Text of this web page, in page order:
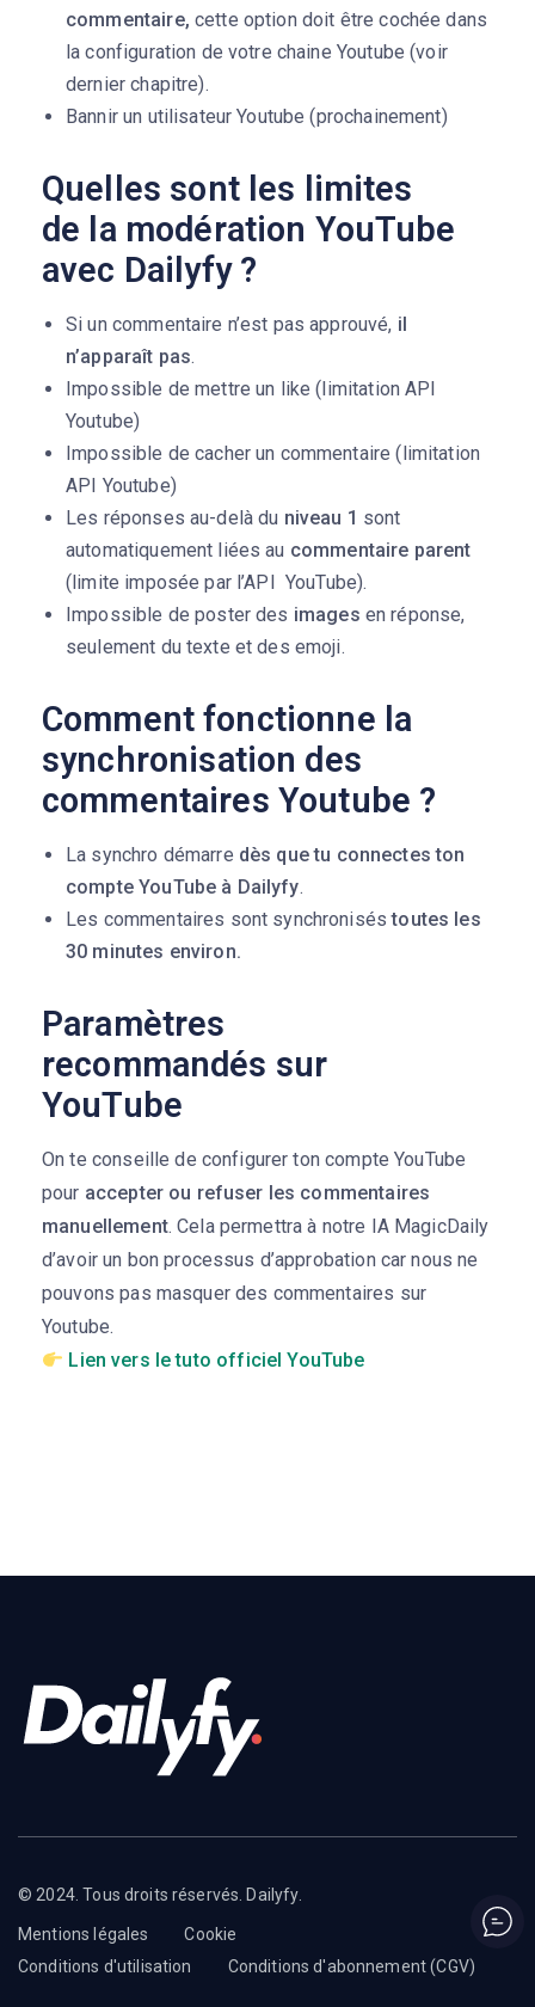
commentaire, cette option doit être cochée dans
la configuration de votre chaine Youtube (voir
dernier chapitre).
Bannir un utilisateur Youtube (prochainement)
Quelles sont les limites
de la modération YouTube
avec Dailyfy ?
Si un commentaire n’est pas approuvé, il
n’apparaît pas.
Impossible de mettre un like (limitation API
Youtube)
Impossible de cacher un commentaire (limitation
API Youtube)
Les réponses au-delà du niveau 1 sont
automatiquement liées au commentaire parent
(limite imposée par l’API YouTube).
Impossible de poster des images en réponse,
seulement du texte et des emoji.
Comment fonctionne la
synchronisation des
commentaires Youtube ?
La synchro démarre dès que tu connectes ton
compte YouTube à Dailyfy.
Les commentaires sont synchroniséstoutes les
30 minutes environ.
Paramètres
recommandés sur
YouTube
On te conseille de configurer ton compte YouTube
pour accepter ou refuser les commentaires
manuellement. Cela permettra à notre IA MagicDaily
d’avoir un bon processus d’approbation car nous ne
pouvons pas masquer des commentaires sur
Youtube.
Lien vers le tuto officiel YouTube
© 2024. Tous droits réservés. Dailyfy.
Mentions légales
Cookie
Conditions d'utilisation
Conditions d'abonnement (CGV)